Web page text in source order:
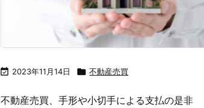
 2023年11月14日  不動産売買
不動産売買、手形や小切手による支払の是非